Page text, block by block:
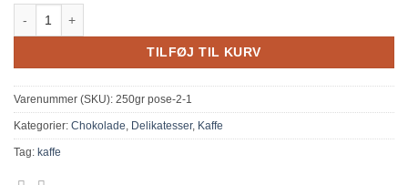
TILFØJ TIL KURV
Varenummer (SKU): 250gr pose-2-1
Kategorier: Chokolade Delikatesser, Kaffe
Tag: kaffe